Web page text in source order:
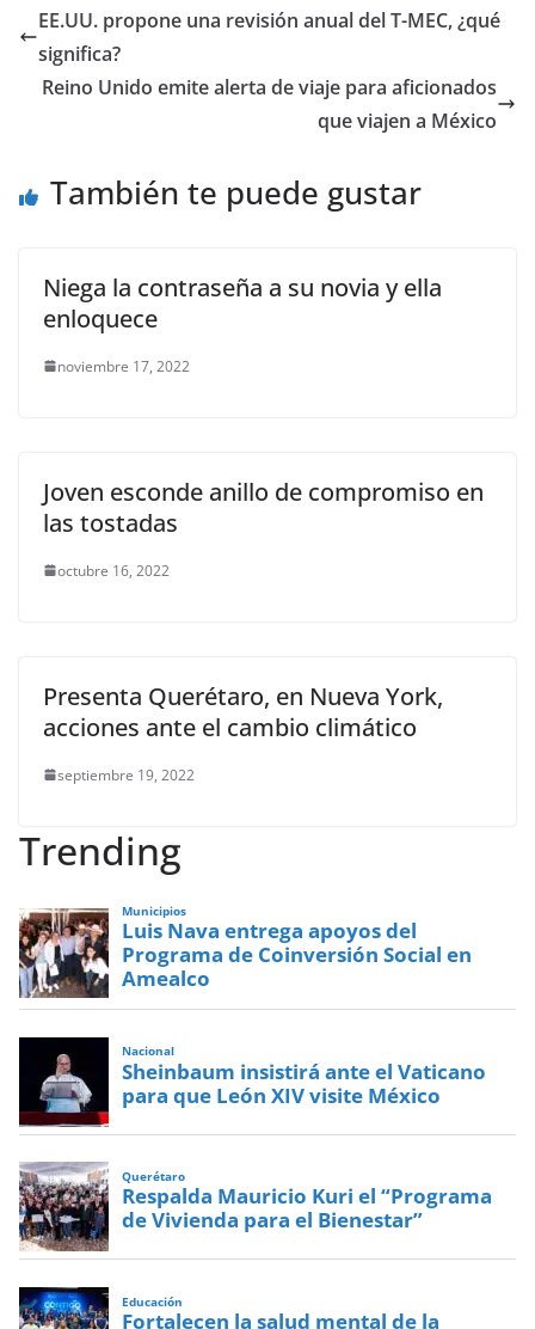
e
b
o
er l s
p
y
n
gr
m
e
EE.UU. propone una revisión anual del T-MEC, ¿qué
significa?
Reino Unido emite alerta de viaje para aficionados
que viajen a México
También te puede gustar
Niega la contraseña a su novia y ella
enloquece
noviembre 17, 2022
Joven esconde anillo de compromiso en
las tostadas
octubre 16, 2022
Presenta Querétaro, en Nueva York,
acciones ante el cambio climático
septiembre 19, 2022
Trending
Municipios
Luis Nava entrega apoyos del
Programa de Coinversión Social en
Amealco
Nacional
Sheinbaum insistirá ante el Vaticano
para que León XIV visite México
Querétaro
Respalda Mauricio Kuri el “Programa
de Vivienda para el Bienestar”
Educación
Fortalecen la salud mental de la